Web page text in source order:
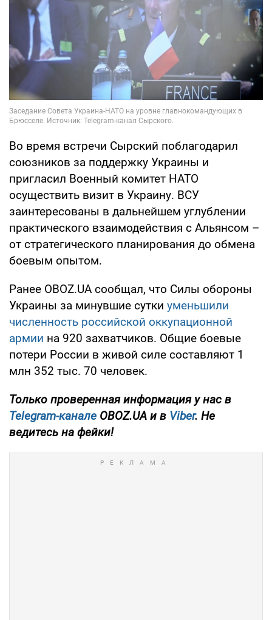
Во время встречи Сырский поблагодарил
союзников за поддержку Украины и
пригласил Военный комитет НАТО
осуществить визит в Украину. ВСУ
заинтересованы в дальнейшем углублении
практического взаимодействия с Альянсом –
от стратегического планирования до обмена
боевым опытом.
Ранее OBOZ.UA сообщал, что Силы обороны
Украины за минувшие сутки уменьшили
численность российской оккупационной
армии на 920 захватчиков. Общие боевые
потери России в живой силе составляют 1
млн 352 тыс. 70 человек.
Только проверенная информация у нас в
Telegram-канале OBOZ.UA и в Viber. Не
ведитесь на фейки!